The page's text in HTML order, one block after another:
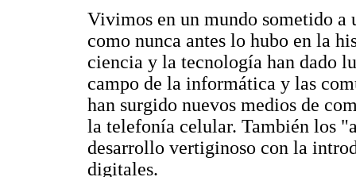
Vivimos en un mundo sometido
como nunca antes lo hubo en la
ciencia y la tecnología han dado
campo de la informática y las
han surgido nuevos medios de
la telefonía celular. También los
desarrollo vertiginoso con la
digitales.